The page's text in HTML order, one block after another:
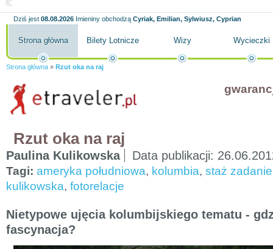
Dziś jest 08.08.2026 Imieniny obchodzą Cyriak, Emilian, Sylwiusz, Cyprian
Strona główna Bilety Lotnicze Wizy Wycieczki
Strona główna » Rzut oka na raj
Rzut oka na raj
Paulina Kulikowska Data publikacji:
Tagi: ameryka południowa, kolumbia, staż
kulikowska, fotorelacje
Nietypowe ujęcia kolumbijskiego tematu -
fascynacja?